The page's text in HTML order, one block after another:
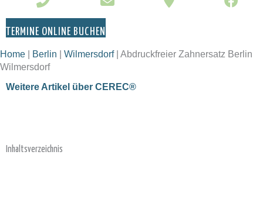
TERMINE ONLINE BUCHEN
Home | Berlin | Wilmersdorf| Abdruckfreier Zahnersatz Berlin
Wilmersdorf
Weitere Artikel über CEREC®
Inhaltsverzeichnis